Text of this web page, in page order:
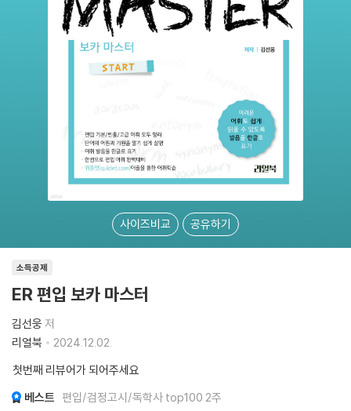
사이즈비교 공유하기
소득공제
ER 편입 보카 마스터
김선웅 저
리얼북
2024.12.02.
첫번째 리뷰어가 되어주세요
베스트 편입/검정고시/독학사 top100 2주